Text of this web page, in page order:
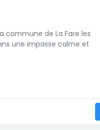
commune de La Fare les
une impasse calme et